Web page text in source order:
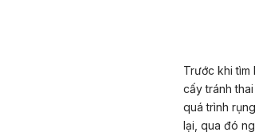
Trước khi
cấy tránh
quá trình
lại, qua đó